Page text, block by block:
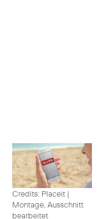
Credits: Placeit |
Montage, Ausschnitt
bearbeitet